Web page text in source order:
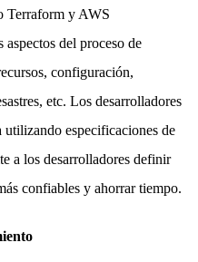
Terraform y AWS
del proceso de
configuración,
etc. Los desarrolladores
especificaciones de
a los desarrolladores definir
confiables y ahorrar tiempo.